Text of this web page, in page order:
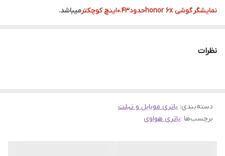
نمایشگر گوشی honor 6xحدود0.43اینچ کوچکتر
میباشد.
زمان ویدئو دیدن با این گوشی نیز
نظرات
دسته‌بندی: باتری موبایل و تبلت
برچسب‌ها :باتری هواوی